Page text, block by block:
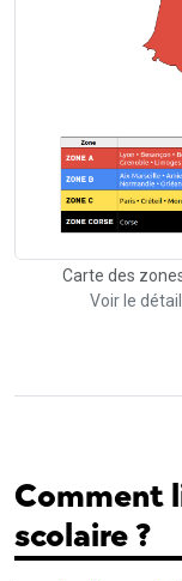
Carte des
Voir le
Comment
scolaire ?